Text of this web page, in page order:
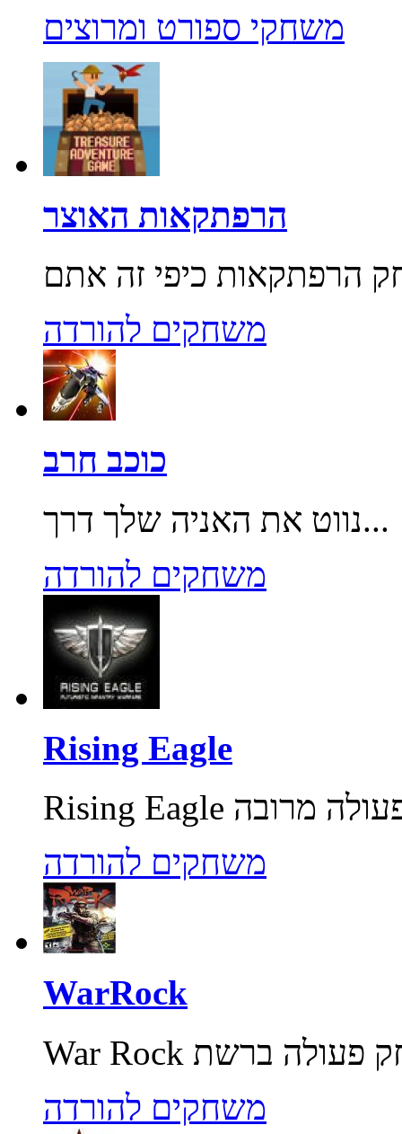
משחקי ספורט ומרוצים
הרפתקאות האוצר
משחקים להורדה
כוכב חרב
נווט את האניה שלך דרך...
משחקים להורדה
Rising Eagle
משחקים להורדה
WarRock
משחקים להורדה